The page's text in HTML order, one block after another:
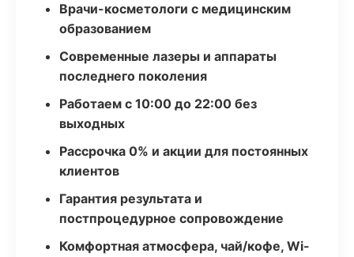
Врачи-косметологи с медицинским
образованием
Современные лазеры и аппараты
последнего поколения
Работаем с 10:00 до 22:00 без
выходных
Рассрочка 0% и акции для постоянных
клиентов
Гарантия результата и
постпроцедурное сопровождение
Комфортная атмосфера, чай/кофе, Wi-